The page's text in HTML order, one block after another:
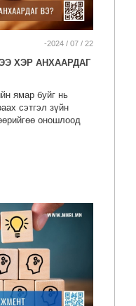
-2024 / 07 / 22
ХЭР АНХААРДАГ
ямар буйг нь
сэтгэл зүйн
оношлоод